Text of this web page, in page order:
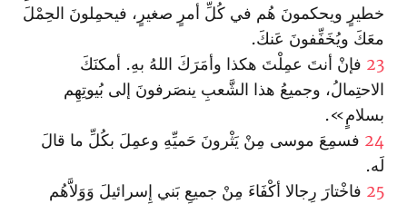
خطيرٍ ويحكمونَ هُم في كُلِّ أمرٍ صغيرٍ، فيحمِلونَ الحِمْلَ
معَكَ ويُخَفِّفونَ عَنكَ.
23 فإنْ أنتَ عمِلْتَ هكذا وأمَرَكَ اللهُ بهِ. أمكنَكَ
الاحتِمالُ، وجميعُ هذا الشَّعبِ ينصَرفونَ إلى بُيوتِهِم
بسلامٍ‌».
24 فسمِعَ موسى مِنْ يَثْرونَ حَميِّهِ وعمِلَ بكُلِّ ما قالَ
لَه.
25 فا‏خْتارَ رِجالا أكْفَاءَ مِنْ جميعِ بَني إِسرائيلَ وَوَلاَّهُم